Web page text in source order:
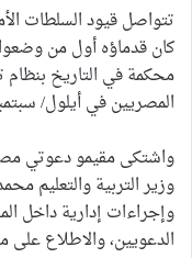
تتواصل قيود السلطات
كان قدماؤه أول من
محكمة في التاريخ بنظام
المصريين في أيلول/ سبتمبر
واشتكى مقيمو دعوتي
وزير التربية والتعليم
وإجراءات إدارية داخل
الدعويين، والاطلاع على